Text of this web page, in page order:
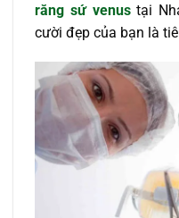
răng sứ venustại
cười đẹp của bạn là